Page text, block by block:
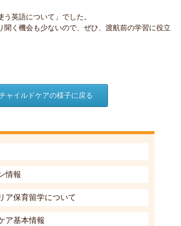
う英語について」でした。
聞く機会も少ないので、ぜひ、渡航前の学習に役立
ャイルドケアの様子に戻る
情報
ア保育留学について
ア基本情報